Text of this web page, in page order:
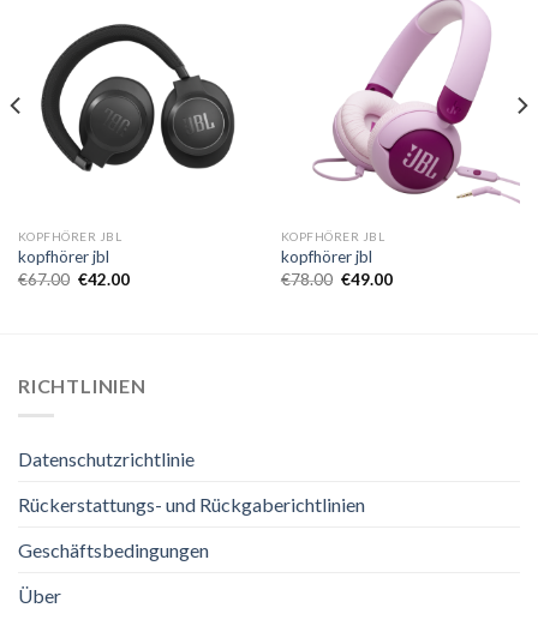
KOPFHÖRER JBL
kopfhörer jbl
€67.00 €42.00
KOPFHÖRER JBL
kopfhörer jbl
€78.00 €49.00
RICHTLINIEN
Datenschutzrichtlinie
Rückerstattungs- und Rückgaberichtlinien
Geschäftsbedingungen
Über